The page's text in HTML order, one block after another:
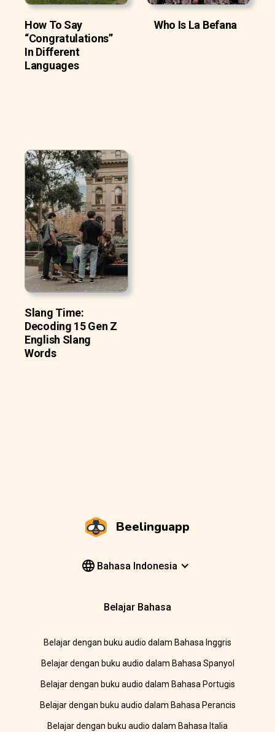
How To Say
“Congratulations”
In Different
Languages
Who Is La Befana
Slang Time:
Decoding 15 Gen Z
English Slang
Words
Beelinguapp
Bahasa Indonesia
Belajar Bahasa
Belajar dengan buku audio dalam Bahasa Inggris
Belajar dengan buku audio dalam Bahasa Spanyol
Belajar dengan buku audio dalam Bahasa Portugis
Belajar dengan buku audio dalam Bahasa Perancis
Belajar dengan buku audio dalam Bahasa Italia